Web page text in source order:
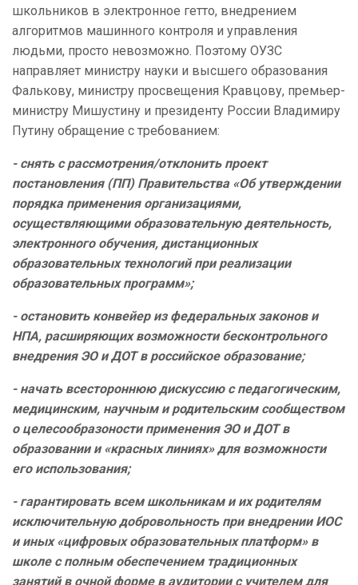
школьников в электронное гетто, внедрением
алгоритмов машинного контроля и управления
людьми, просто невозможно. Поэтому ОУЗС
направляет министру науки и высшего образования
Фалькову, министру просвещения Кравцову, премьер-
министру Мишустину и президенту России Владимиру
Путину обращение с требованием:
- снять с рассмотрения/отклонить проект
постановления (ПП) Правительства «Об утверждении
порядка применения организациями,
осуществляющими образовательную деятельность,
электронного обучения, дистанционных
образовательных технологий при реализации
образовательных программ»;
- остановить конвейер из федеральных законов и
НПА, расширяющих возможности бесконтрольного
внедрения ЭО и ДОТ в российское образование;
- начать всестороннюю дискуссию с педагогическим,
медицинским, научным и родительским сообществом
о целесообразоности применения ЭО и ДОТ в
образовании и «красных линиях» для возможности
его использования;
- гарантировать всем школьникам и их родителям
исключительную добровольность при внедрении ИОС
и иных «цифровых образовательных платформ» в
школе с полным обеспечением традиционных
занятий в очной форме в аудитории с учителем для